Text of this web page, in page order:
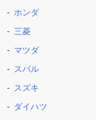
ホンダ
三菱
マツダ
スバル
スズキ
ダイハツ